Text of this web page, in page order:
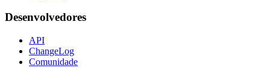
Desenvolvedores
API
ChangeLog
Comunidade